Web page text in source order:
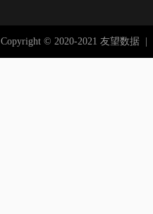
Copyright © 2020-2021 友望数据